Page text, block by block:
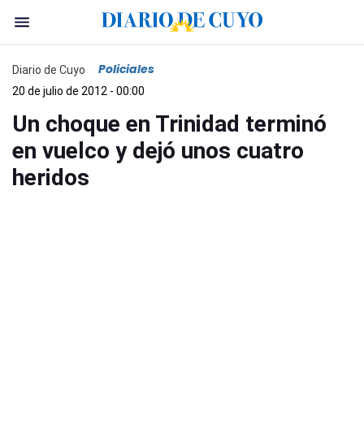
Diario de Cuyo Policiales
20 de julio de 2012 - 00:00
Un choque en Trinidad terminó
en vuelco y dejó unos cuatro
heridos